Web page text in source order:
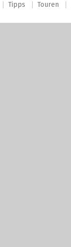
Tipps Touren